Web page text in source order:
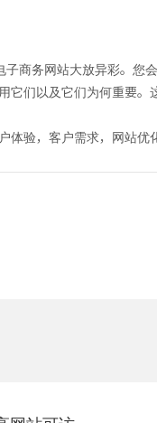
商务网站大放异彩。
它们以及它们为何重要
体验，客户需求，网站优